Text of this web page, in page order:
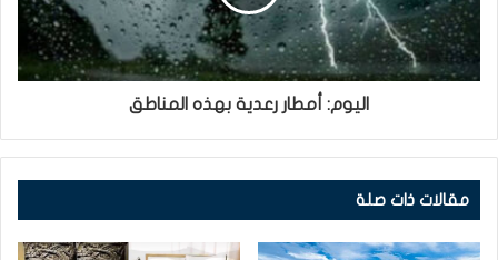
اليوم: أمطار رعدية بهذه المناطق
مقالات ذات صلة